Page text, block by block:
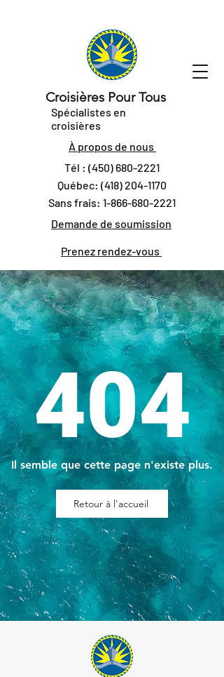
Croisières Pour Tous
Spécialistes en
croisières
À propos de nous
Tél : (450) 680-2221
Québec: (418) 204-1170
Sans frais: 1-866-680-2221
Demande de soumission
Prenez rendez-vous
404
Il semble que cette page n'existe plus.
Retour à l'accueil